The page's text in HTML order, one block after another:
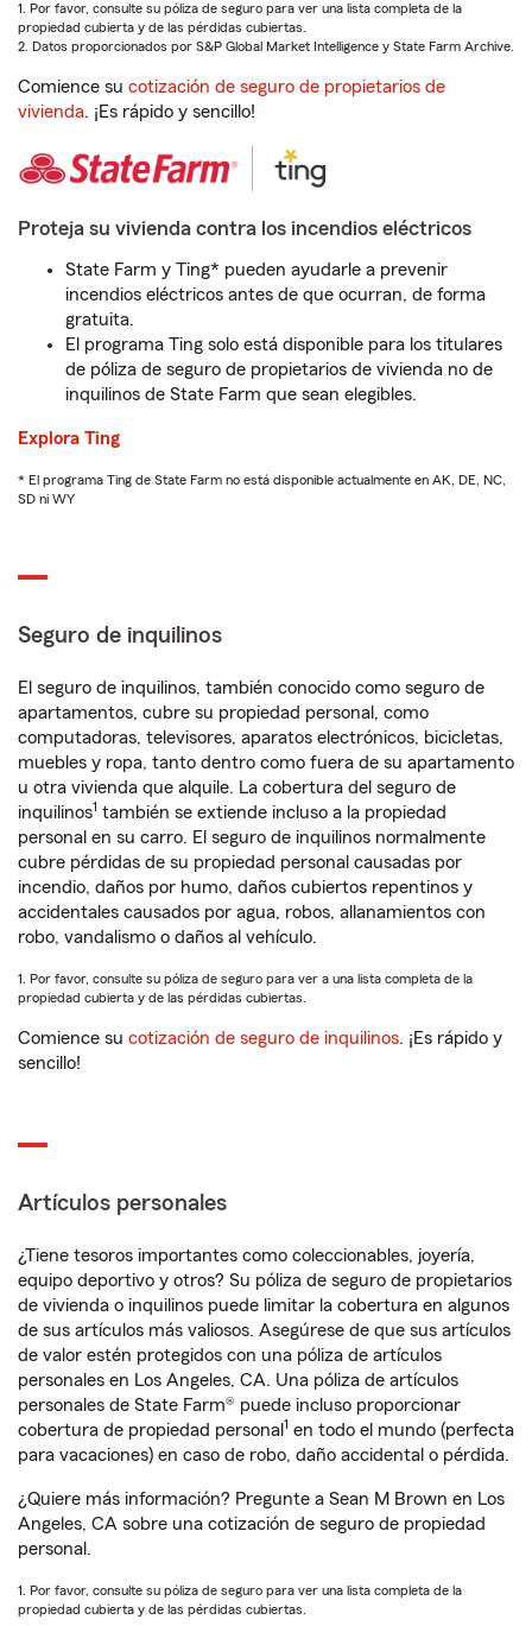
1. Por favor, consulte su póliza de seguro para ver una lista completa de la
propiedad cubierta y de las pérdidas cubiertas.
2. Datos proporcionados por S&P Global Market Intelligence y State Farm Archive.
Comience su cotización de seguro de propietarios de
vivienda. ¡Es rápido y sencillo!
Proteja su vivienda contra los incendios eléctricos
State Farm y Ting* pueden ayudarle a prevenir
incendios eléctricos antes de que ocurran, de forma
gratuita.
El programa Ting solo está disponible para los titulares
de póliza de seguro de propietarios de vivienda no de
inquilinos de State Farm que sean elegibles.
Explora Ting
* El programa Ting de State Farm no está disponible actualmente en AK, DE, NC,
SD ni WY
Seguro de inquilinos
El seguro de inquilinos, también conocido como seguro de
apartamentos, cubre su propiedad personal, como
computadoras, televisores, aparatos electrónicos, bicicletas,
muebles y ropa, tanto dentro como fuera de su apartamento
u otra vivienda que alquile. La cobertura del seguro de
inquilinos1 también se extiende incluso a la propiedad
personal en su carro. El seguro de inquilinos normalmente
cubre pérdidas de su propiedad personal causadas por
incendio, daños por humo, daños cubiertos repentinos y
accidentales causados por agua, robos, allanamientos con
robo, vandalismo o daños al vehículo.
1. Por favor, consulte su póliza de seguro para ver a una lista completa de la
propiedad cubierta y de las pérdidas cubiertas.
Comience su cotización de seguro de inquilinos. ¡Es rápido y
sencillo!
Artículos personales
¿Tiene tesoros importantes como coleccionables, joyería,
equipo deportivo y otros? Su póliza de seguro de propietarios
de vivienda o inquilinos puede limitar la cobertura en algunos
de sus artículos más valiosos. Asegúrese de que sus artículos
de valor estén protegidos con una póliza de artículos
personales en Los Angeles, CA. Una póliza de artículos
personales de State Farm® puede incluso proporcionar
cobertura de propiedad personal 1 en todo el mundo (perfecta
para vacaciones) en caso de robo, daño accidental o pérdida.
¿Quiere más información? Pregunte a Sean M Brown en Los
Angeles, CA sobre una cotización de seguro de propiedad
personal.
1. Por favor, consulte su póliza de seguro para ver una lista completa de la
propiedad cubierta y de las pérdidas cubiertas.